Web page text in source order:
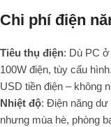
Chi phí điện
Tiêu thụ điện: Dù PC
100W điện, tùy cấu
USD tiền điện – không
Nhiệt độ: Điện năng dư
nhưng mùa hè, phòng